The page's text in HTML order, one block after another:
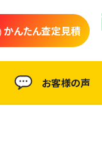
かんたん査定見積
お客様の声